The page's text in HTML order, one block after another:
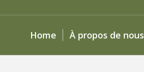
Home À propos de nous